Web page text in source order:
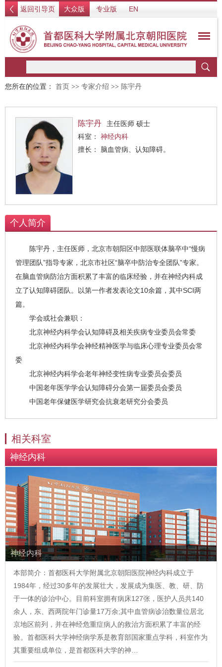
返回引导页 大众版 专业版 EN
您所在的位置： 首页 >> 专家介绍 >> 陈宇丹
陈宇丹
主任医师 硕士
科室： 神经内科
擅长： 脑血管病、认知障碍。
个人简介
陈宇丹，主任医师，北京市朝阳区中部医联体脑卒中“慢病
管理团队”指导专家，北京市社区“脑卒中防治专全团队”专家。
在脑血管病防治方面积累了丰富的临床经验，并在神经内科成
立了认知障碍团队。以第一作者发表论文10余篇，其中SCI两
篇。
学会或社会兼职：
北京神经内科学会认知障碍及相关疾病专业委员会常委
北京神经内科学会神经精神医学与临床心理专业委员会常
委
北京神经内科学会老年神经变性病专业委员会委员
中国老年医学学会认知障碍分会第一届委员会委员
中国老年保健医学研究会抗衰老研究分会委员
相关科室
神经内科
神经内科
本部简介：首都医科大学附属北京朝阳医院神经内科成立于
1984年，经过30多年的发展壮大，发展成为集医、教、研、防
于一体的诊治中心。目前科室拥有病床127张，医护人员共140
余人，东、西两院年门诊量17万余;其中血管病诊治数量位居北
京地区前列，并在神经危重症病人的救治方面积累了丰富的经
验。首都医科大学神经病学系是教育部国家重点学科，科室作为
其重要组成单位，是首都医科大学的神…